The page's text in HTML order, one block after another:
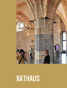
RATHAUS